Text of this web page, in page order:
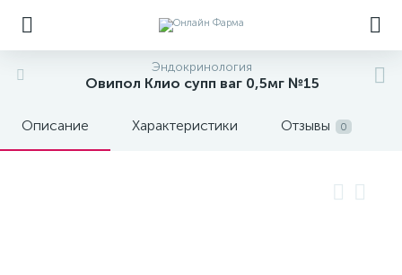
Эндокринология
Овипол Клио супп ваг 0,5мг №15
Описание Характеристики Отзывы 0